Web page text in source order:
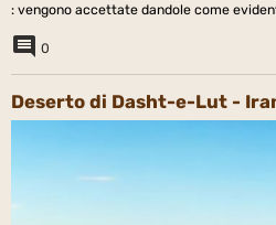
: vengono accettate dandole come
0
Deserto di Dasht-e-Lut -